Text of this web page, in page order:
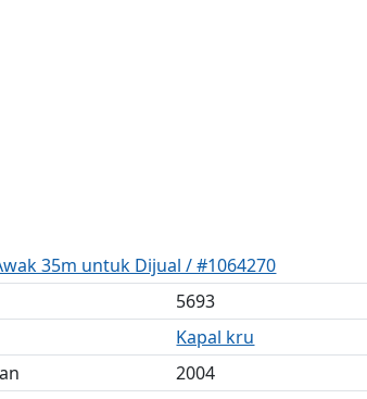
35m untuk Dijual / #1064270
5693
Kapal kru
2004